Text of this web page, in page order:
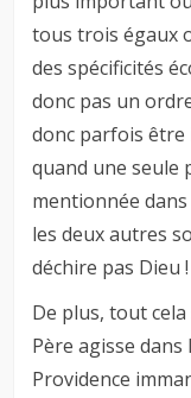
tous trois égaux
des spécificités
donc pas un
donc parfois être
quand une seule
mentionnée
les deux autres
déchire pas Dieu !
De plus, tout
Père agisse
Providence